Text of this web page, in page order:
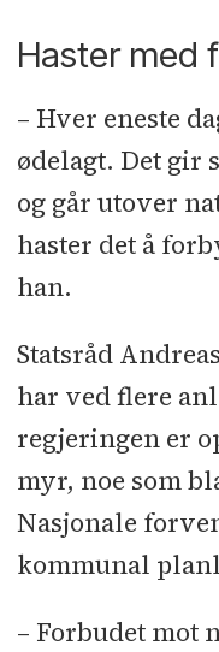
Haster med
– Hver eneste
ødelagt. Det gir
og går utover
haster det å
han.
Statsråd
har ved flere
regjeringen er
myr, noe som
Nasjonale
kommunal
– Forbudet mot